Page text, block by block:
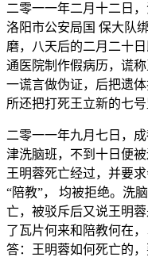
二零一一年二月十二日
洛阳市公安局国 保大队
磨，八天后的二月二十
通医院制作假病历，谎
一谎言做伪证，后把遗
所还把打死王立新的七
二零一一年九月七日，
津洗脑班，不到十日便
王明蓉死亡经过，并要
“陪教”， 均被拒绝。洗
亡，被驳斥后又说王明
了瓦片何来和陪教何在
答：王明蓉如何死亡的